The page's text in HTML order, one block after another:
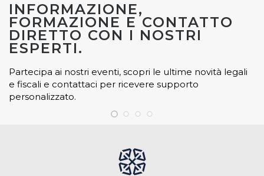
INFORMAZIONE,
FORMAZIONE E CONTATTO
DIRETTO CON I NOSTRI
ESPERTI.
Partecipa ai nostri eventi, scopri le ultime novità legali
e fiscali e contattaci per ricevere supporto
personalizzato.